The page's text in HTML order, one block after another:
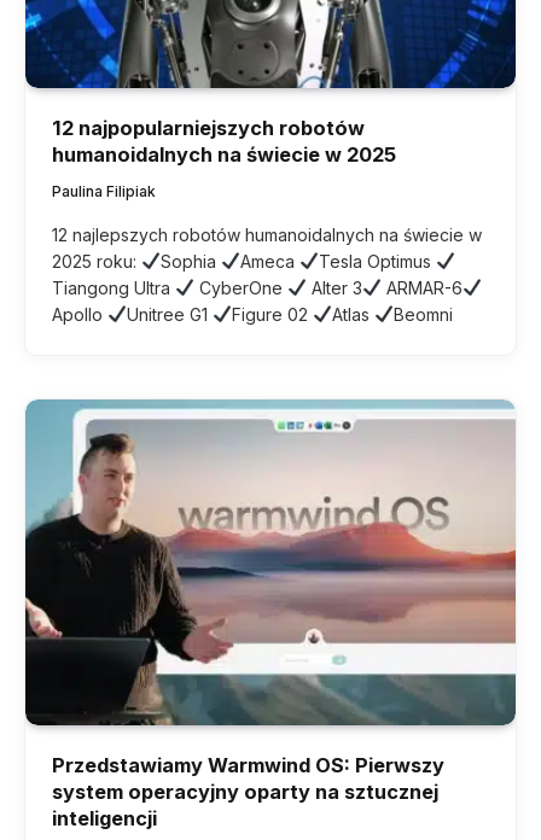
12 najpopularniejszych robotów
humanoidalnych na świecie w 2025
Paulina Filipiak
12 najlepszych robotów humanoidalnych na świecie w
2025 roku:
Sophia Ameca
Tesla Optimus
Tiangong Ultra
CyberOne Alter 3
ARMAR-6
Apollo
Unitree G1 Figure 02 Atlas Beomni
Przedstawiamy Warmwind OS: Pierwszy
system operacyjny oparty na sztucznej
inteligencji